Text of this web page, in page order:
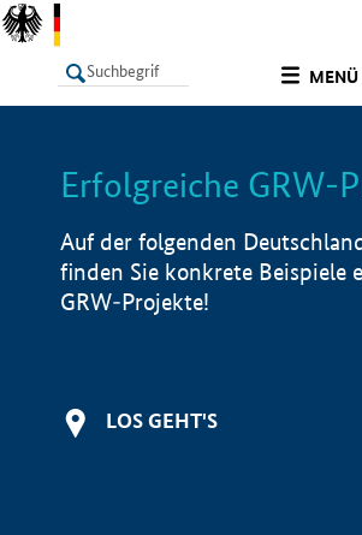
MENÜ
LISTE
Erfolgreiche GRW-
Auf der folgenden
finden Sie konkrete Beispiele
GRW-Projekte!
LOS GEHT'S